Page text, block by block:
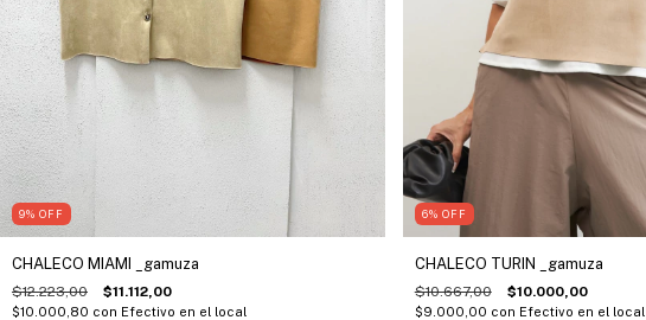
9% OFF
CHALECO MIAMI _gamuza
$12.223,00 $11.112,00
$10.000,80 con Efectivo en el local
6% OFF
CHALECO TURIN _gamuza
$10.667,00 $10.000,00
$9.000,00 con Efectivo en el local